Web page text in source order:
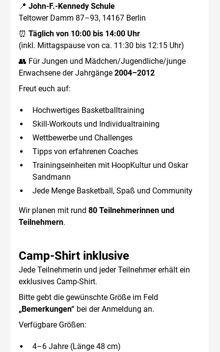
📍John-F.-Kennedy Schule
Teltower Damm 87–93, 14167 Berlin
⏰Täglich von 10:00 bis 14:00 Uhr
(inkl. Mittagspause von ca. 11:30 bis 12:15 Uhr)
👥 Für Jungen und Mädchen/Jugendliche/junge
Erwachsene der Jahrgänge2004–2012
Freut euch auf:
Hochwertiges Basketballtraining
Skill-Workouts und Individualtraining
Wettbewerbe und Challenges
Tipps von erfahrenen Coaches
Trainingseinheiten mit HoopKultur und Oskar
Sandmann
Jede Menge Basketball, Spaß und Community
Wir planen mit rund80 Teilnehmerinnen und
Teilnehmern.
Camp-Shirt inklusive
Jede Teilnehmerin und jeder Teilnehmer erhält ein
exklusives Camp-Shirt.
Bitte gebt die gewünschte Größe im Feld
„Bemerkungen“ bei der Anmeldung an.
Verfügbare Größen:
4–6 Jahre (Länge 48 cm)